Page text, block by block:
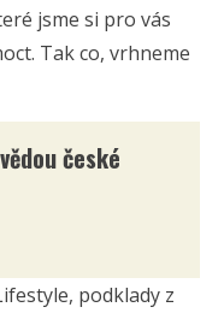
jsme si pro vás
Tak co, vrhneme
české
podklady z